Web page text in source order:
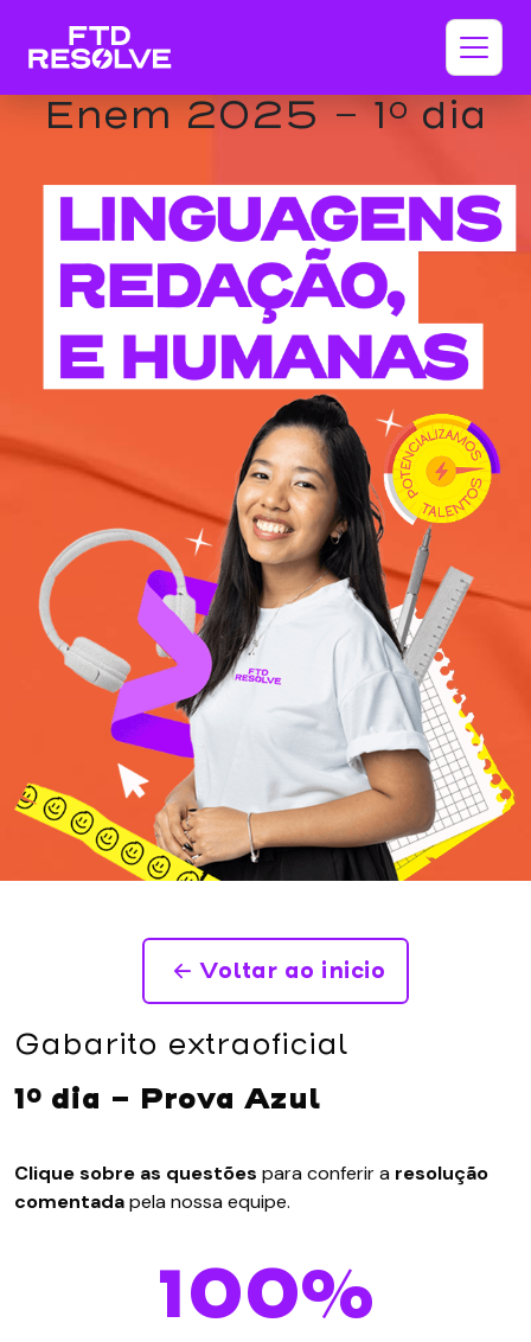
Enem 2025 - 1º dia
Voltar ao inicio
Gabarito extraoficial
1º dia - Prova Azul
Clique sobre as questões para conferir a resolução
comentadapela nossa equipe.
100%